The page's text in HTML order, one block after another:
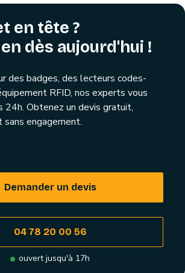
en tête ?
dès aujourd'hui !
des badges, des lecteurs codes-
RFID, nos experts vous
24h. Obtenez un devis gratuit,
engagement.
Demander un devis
04 78 20 00 56
ouvert jusqu'à 17h